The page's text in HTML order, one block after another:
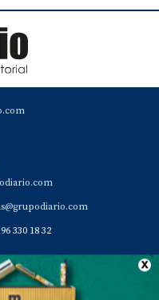
330 18 32
Política de privacidad